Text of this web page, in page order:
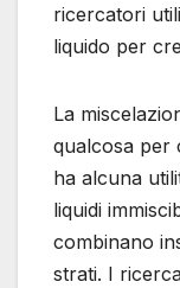
ricercatori
liquido per
La
qualcosa per
ha alcuna
liquidi
combinano
strati. I